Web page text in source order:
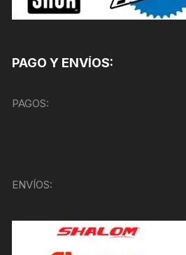
PAGO Y ENVÍOS:
PAGOS:
ENVÍOS: